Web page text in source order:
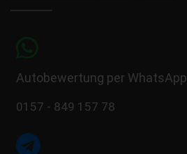
Autobewertung per WhatsApp
0157 - 849 157 78